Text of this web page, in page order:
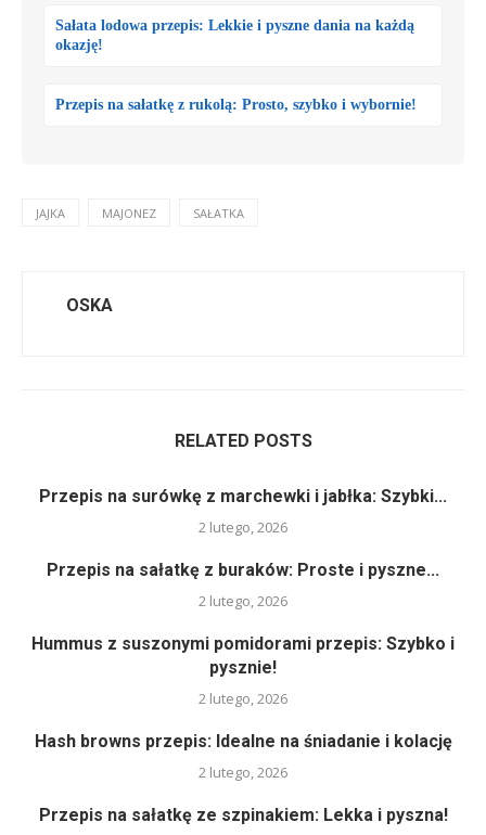
Sałata lodowa przepis: Lekkie i pyszne dania na każdą
okazję!
Przepis na sałatkę z rukolą: Prosto, szybko i wybornie!
JAJKA MAJONEZ SAŁATKA
OSKA
RELATED POSTS
Przepis na surówkę z marchewki i jabłka: Szybki...
2 lutego, 2026
Przepis na sałatkę z buraków: Proste i pyszne...
2 lutego, 2026
Hummus z suszonymi pomidorami przepis: Szybko i
pysznie!
2 lutego, 2026
Hash browns przepis: Idealne na śniadanie i kolację
2 lutego, 2026
Przepis na sałatkę ze szpinakiem: Lekka i pyszna!